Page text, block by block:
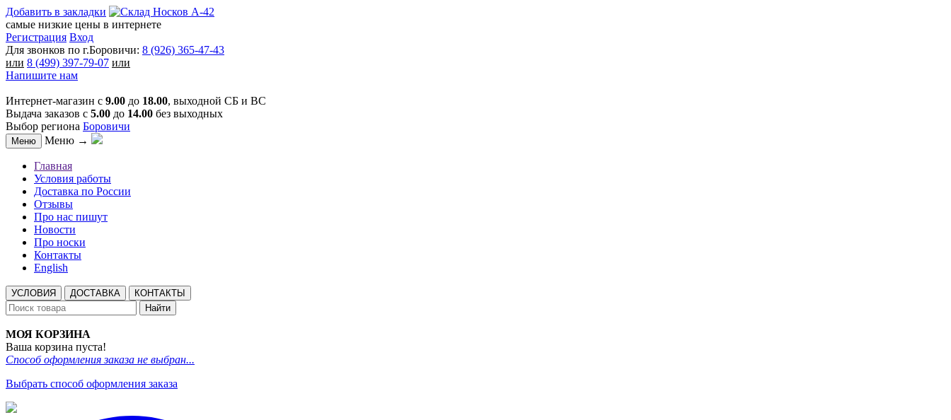
Добавить в закладки
самые низкие цены в интернете
Регистрация Вход
Для звонков по г.Боровичи: 8 (926) 365-47-43
или 8 (499) 397-79-07 или
Напишите нам
Интернет-магазин с 9.00 до 18.00, выходной СБ и ВС
Выдача заказов с 5.00 до 14.00 без выходных
Выбор региона Боровичи
Меню Меню →
Главная
Условия работы
Доставка по России
Отзывы
Про нас пишут
Новости
Про носки
Контакты
English
УСЛОВИЯ ДОСТАВКА
КОНТАКТЫ
Найти
МОЯ КОРЗИНА
Ваша корзина пуста!
Способ оформления заказа не выбран...
Выбрать способ оформления заказа